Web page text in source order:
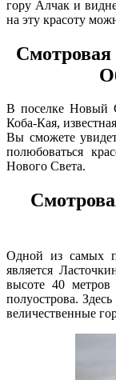
гору Алчак и
на эту красоту
Смотровая
В поселке Новый
Коба-Кая,
Вы сможете
полюбоваться
Нового Света.
Одной из самых
является
высоте 40
полуострова.
величественные